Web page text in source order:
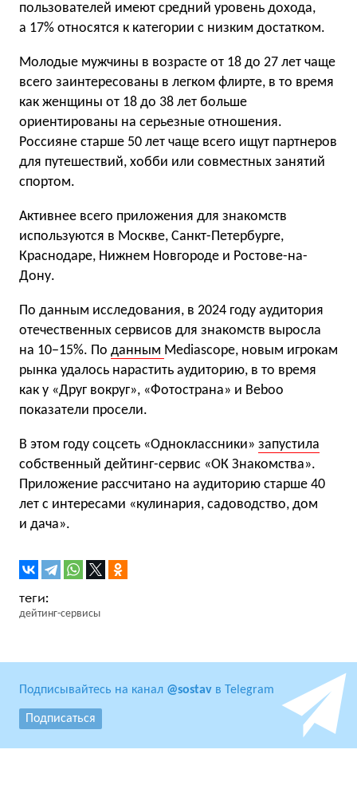
пользователей имеют средний уровень дохода,
а 17% относятся к категории с низким достатком.
Молодые мужчины в возрасте от 18 до 27 лет чаще
всего заинтересованы в легком флирте, в то время
как женщины от 18 до 38 лет больше
ориентированы на серьезные отношения.
Россияне старше 50 лет чаще всего ищут партнеров
для путешествий, хобби или совместных занятий
спортом.
Активнее всего приложения для знакомств
используются в Москве, Санкт-Петербурге,
Краснодаре, Нижнем Новгороде и Ростове-на-
Дону.
По данным исследования, в 2024 году аудитория
отечественных сервисов для знакомств выросла
на 10−15%. По данным Mediascope, новым игрокам
рынка удалось нарастить аудиторию, в то время
как у «Друг вокруг», «Фотострана» и Beboo
показатели просели.
В этом году соцсеть «Одноклассники» запустила
собственный дейтинг-сервис «ОК Знакомства».
Приложение рассчитано на аудиторию старше 40
лет с интересами «кулинария, садоводство, дом
и дача».
дейтинг-сервисы
Подписывайтесь на канал @sostav в Telegram
Подписаться